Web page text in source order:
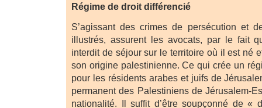
Régime de droit différencié
S’agissant des crimes de persécution et
illustrés, assurent les avocats, par le fait
interdit de séjour sur le territoire où il est né
son origine palestinienne. Ce qui crée un
pour les résidents arabes et juifs de
permanent des Palestiniens de Jérusalem-
nationalité. Il suffit d’être soupçonné de «